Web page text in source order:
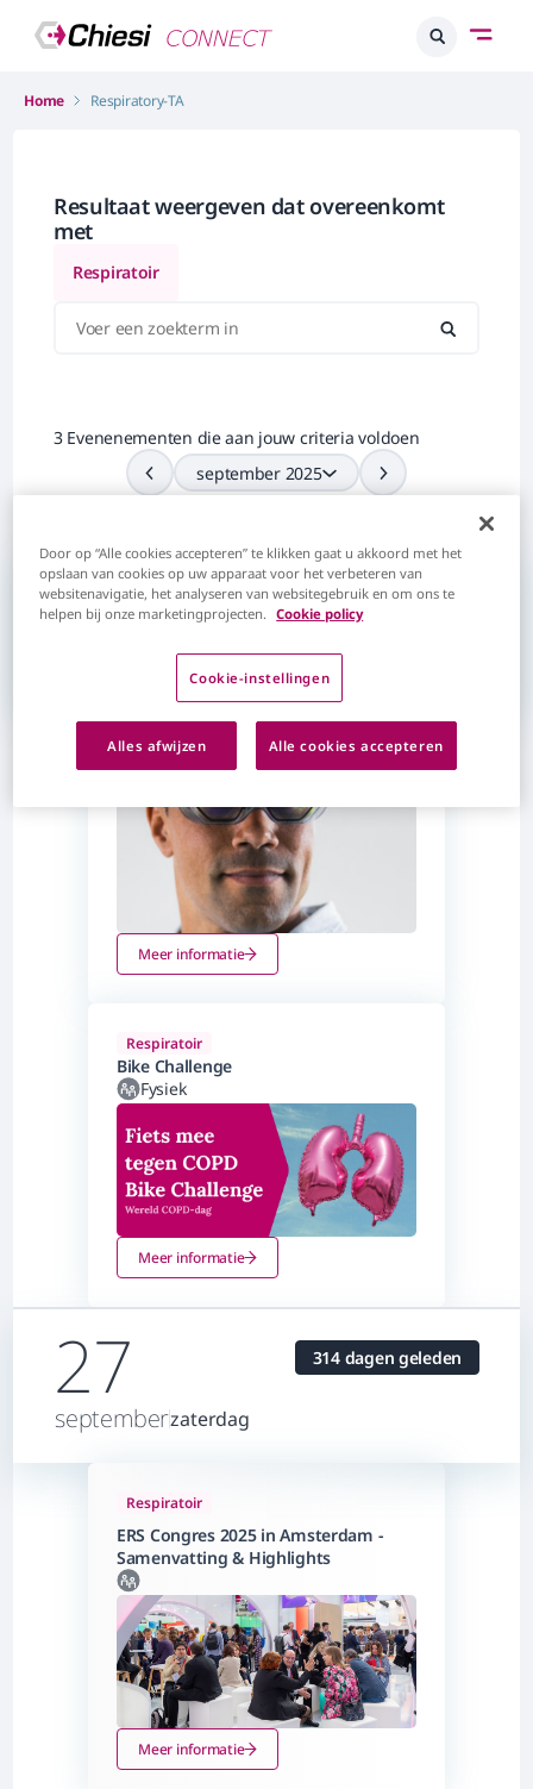
Home Respiratory-TA
Resultaat weergeven dat overeenkomt
met
Respiratoir
september 2025
3 Evenenementen die aan jouw criteria voldoen
Aankomend
Respiratoir
Ontmoet uw virtuele patiënt
Meer informatie
Respiratoir
Bike Challenge
Fysiek
Meer informatie
27
septemberzaterdag
314 dagen geleden
Respiratoir
ERS Congres 2025 in Amsterdam -
Samenvatting & Highlights
Meer informatie
Door op “Alle cookies accepteren” te klikken gaat u akkoord met het
opslaan van cookies op uw apparaat voor het verbeteren van
websitenavigatie, het analyseren van websitegebruik en om ons te
helpen bij onze marketingprojecten.
Cookie policy
Cookie-instellingen
Alles afwijzen Alle cookies accepteren